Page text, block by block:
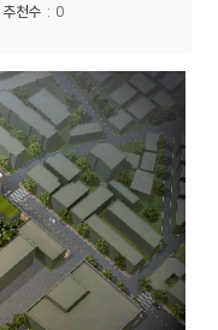
추천수 0